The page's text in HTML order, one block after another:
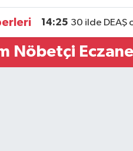
14:25 30 ilde DEAŞ
Nöbetçi
ve Fikstür